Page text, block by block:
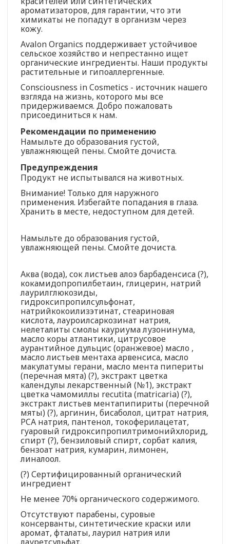
ароматизаторов, для гарантии, что эти
химикаты не попадут в организм через
кожу.
Avalon Organics поддерживает устойчивое
сельское хозяйство и непрестанно ищет
органические ингредиенты. Наши продукты
растительные и гипоаллергенные.
Consciousness in Cosmetics - источник нашего
взгляда на жизнь, которого мы все
придерживаемся. Добро пожаловать
присоединиться к нам.
Рекомендации по применению
Намыльте до образования густой,
увлажняющей пены. Смойте дочиста.
Предупреждения
Продукт не испытывался на животных.
Внимание! Только для наружного
применения. Избегайте попадания в глаза.
Хранить в месте, недоступном для детей.
Намыльте до образования густой,
увлажняющей пены. Смойте дочиста.
Аква (вода), сок листьев алоэ барбаденсиса (?),
кокамидопропилбетаин, глицерин, натрий
лаурилглюкозиды,
гидроксипропилсульфонат,
натрийкокоилизэтинат, стеариновая
кислота, лауроилсаркозинат натрия,
нелеталиты смолы кауриума лузонинума,
масло коры атлантики, цитрусовое
аурантийное дульцис (оранжевое) масло ,
масло листьев ментаха арвенсиса, масло
макулатумы герани, масло мента пипериты
(перечная мята) (?), экстракт цветка
календулы лекарственный (№1), экстракт
цветка чамомиллы recutita (matricaria) (?),
экстракт листьев ментапипириты (перечной
мяты) (?), аргинин, бисаболол, цитрат натрия,
PCA натрия, пантенол, токоферилацетат,
гуаровый гидроксипропилтримонийхлорид,
спирт (?), бензиловый спирт, сорбат калия,
бензоат натрия, кумарин, лимонен,
линалоол.
(?) Сертифицированный органический
ингредиент
Не менее 70% органического содержимого.
Отсутствуют парабены, суровые
консерванты, синтетические краски или
аромат, фталаты, лаурил натрия или